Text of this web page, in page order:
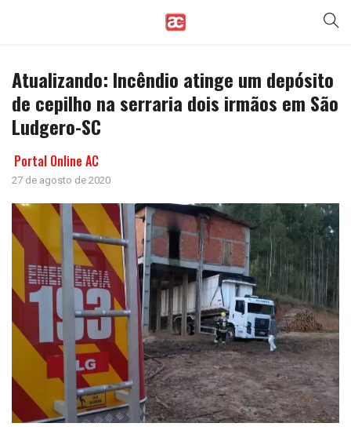
Atualizando: Incêndio atinge um depósito
de cepilho na serraria dois irmãos em São
Ludgero-SC
Portal Online AC
27 de agosto de 2020